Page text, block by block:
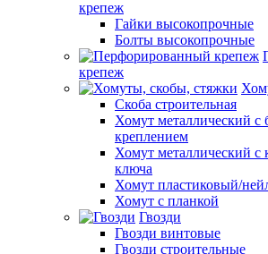
крепеж
Гайки высокопрочные
Болты высокопрочные
крепеж
Скоба строительная
Хомут металлический с
креплением
Хомут металлический
ключа
Хомут пластиковый/
Хомут с планкой
Гвозди
Гвозди винтовые
Гвозди строительные